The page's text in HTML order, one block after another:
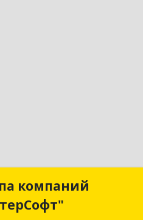
компаний
Группа компаний
"МастерСофт"